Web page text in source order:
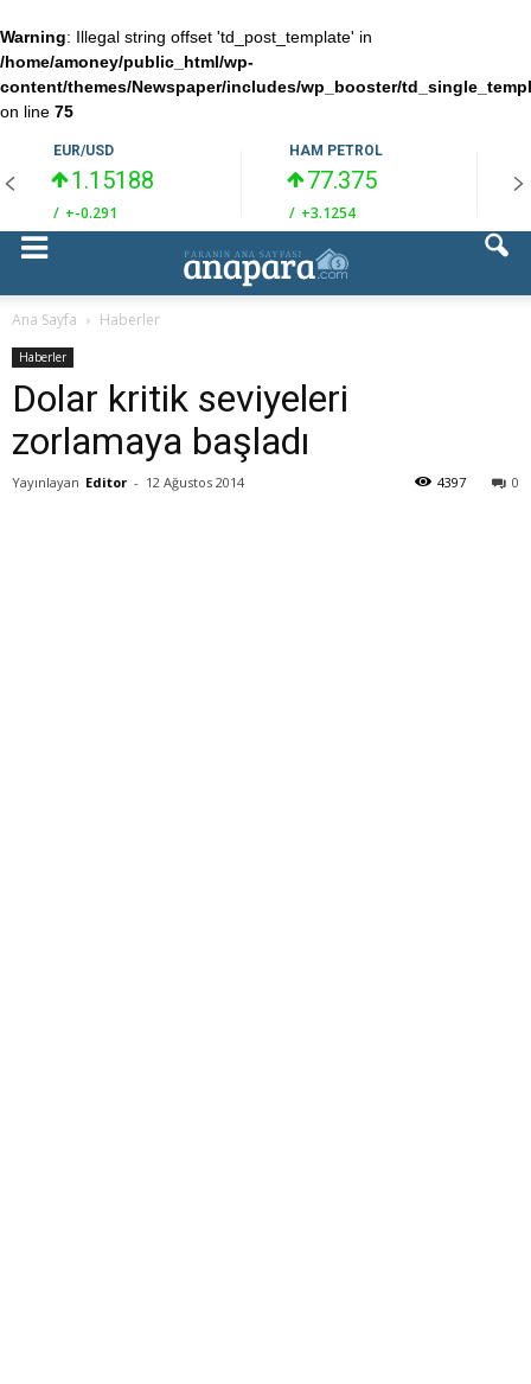
Warning: Illegal string offset 'td_post_template' in
/home/amoney/public_html/wp-
content/themes/Newspaper/includes/wp_booster/
on line 75
EUR/USD
1.15188
/ +-0.291
HAM PETROL
77.375
/ +3.1254
Ana Sayfa Haberler
Haberler
Dolar kritik seviyeleri
zorlamaya başladı
Yayınlayan Editor - 12 Ağustos 2014 0
4397